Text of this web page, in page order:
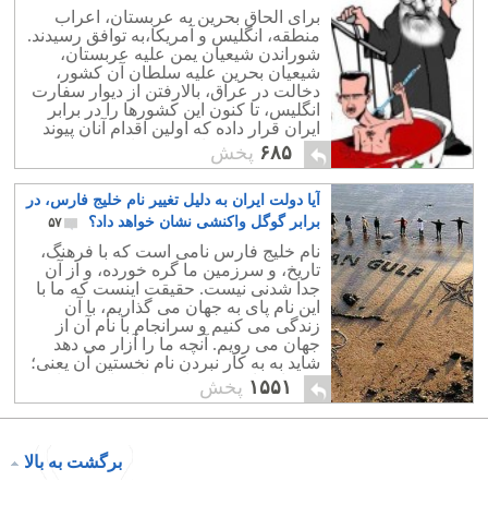
عربستان است
برای الحاق بحرین به عربستان، اعراب
منطقه، انگلیس و آمریکا،به توافق رسیدند.
شوراندن شیعیان یمن علیه عربستان،
شیعیان بحرین علیه سلطان آن کشور،
دخالت در عراق، بالارفتن از دیوار سفارت
انگلیس، تا کنون این کشورها را در برابر
ایران قرار داده که اولین اقدام آنان پیوند
دادن بحرین به خاک عربستان است.
۶۸۵ پخش
آیا دولت ایران به دلیل تغییر نام خلیج فارس، در
برابر گوگل واکنشی نشان خواهد داد؟
۵۷
نام خلیج فارس نامی است که با فرهنگ،
تاریخ، و سرزمین ما گره خورده، و از آن
جدا شدنی نیست. حقیقت اینست که ما با
این نام پای به جهان می گذاریم، با آن
زندگی می کنیم و سرانجام با نام آن از
جهان می رویم. آنچه ما را آزار می دهد
شاید به به کار نبردن نام نخستین آن یعنی؛
« دریای پارس»، ویا «خشاب پارس» باشد.
۱۵۵۱ پخش
برگشت به بالا